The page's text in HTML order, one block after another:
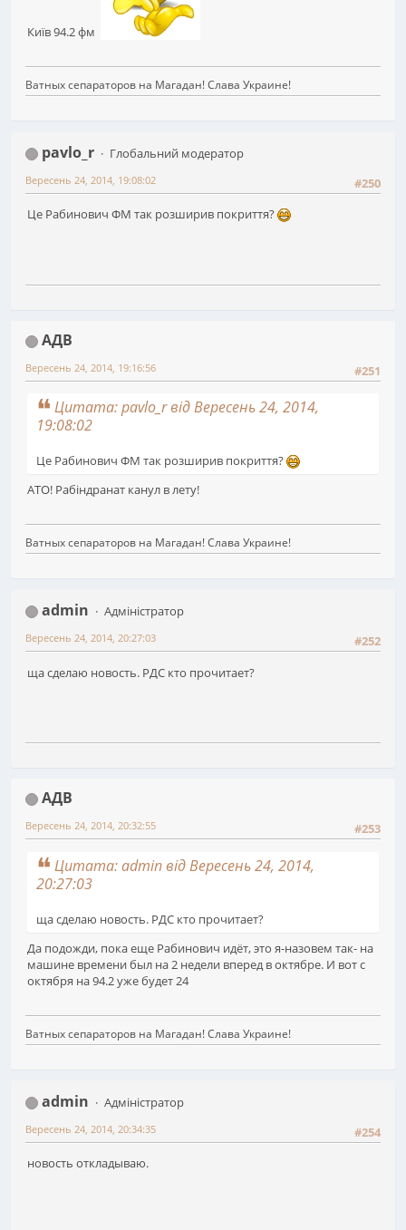
Київ 94.2 фм
Ватных сепараторов на Магадан! Слава Украине!
pavlo_r
Глобальний модератор
#250
Вересень 24, 2014, 19:08:02
Це Рабинович ФМ так розширив покриття?
АДВ
#251
Вересень 24, 2014, 19:16:56
Цитата: pavlo_r від Вересень 24, 2014,
19:08:02
Це Рабинович ФМ так розширив покриття?
АТО! Рабiндранат канул в лету!
Ватных сепараторов на Магадан! Слава Украине!
admin
Адміністратор
#252
Вересень 24, 2014, 20:27:03
ща сделаю новость. РДС кто прочитает?
АДВ
#253
Вересень 24, 2014, 20:32:55
Цитата: admin від Вересень 24, 2014,
20:27:03
ща сделаю новость. РДС кто прочитает?
Да подожди, пока еще Рабинович идёт, это я-назовем так- на
машине времени был на 2 недели вперед в октябре. И вот с
октября на 94.2 уже будет 24
Ватных сепараторов на Магадан! Слава Украине!
admin
Адміністратор
#254
Вересень 24, 2014, 20:34:35
новость откладываю.